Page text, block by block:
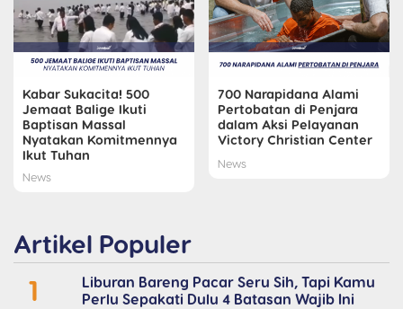
Kabar Sukacita! 500
Jemaat Balige Ikuti
Baptisan Massal
Nyatakan Komitmennya
Ikut Tuhan
News
700 Narapidana Alami
Pertobatan di Penjara
dalam Aksi Pelayanan
Victory Christian Center
News
Artikel Populer
1
Liburan Bareng Pacar Seru Sih, Tapi Kamu
Perlu Sepakati Dulu 4 Batasan Wajib Ini